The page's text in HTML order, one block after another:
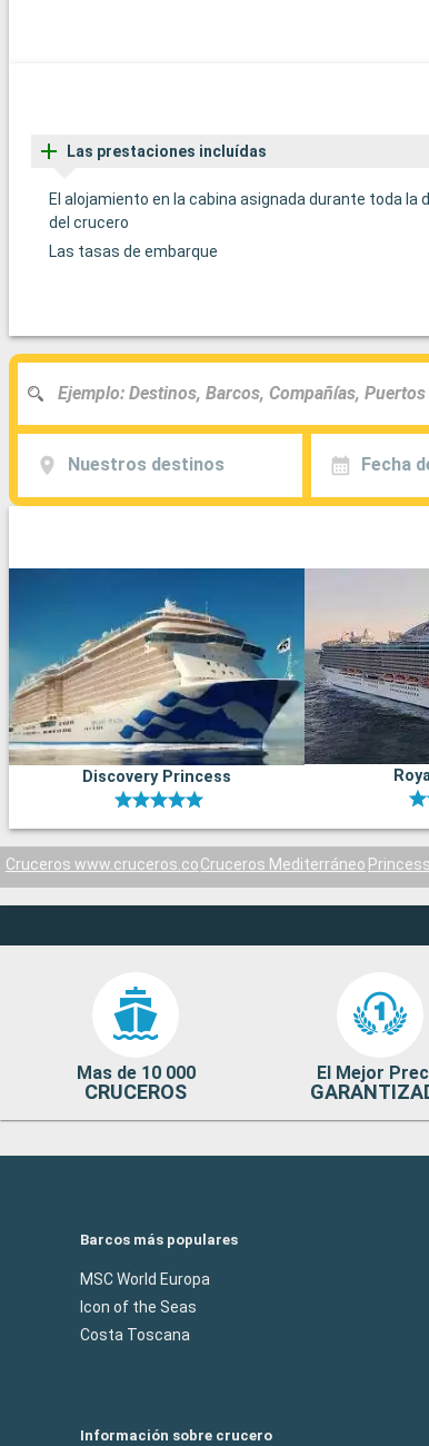
Las prestaciones incluídas
El alojamiento en la cabina asignada durante toda la
del crucero
Las tasas de embarque
Nuestros destinos Fecha
Discovery Princess
Cruceros www.cruceros.coCruceros Mediterráneo
Mas de 10 000
CRUCEROS
El Mejor
Barcos más populares
MSC World Europa
Icon of the Seas
Costa Toscana
Información sobre crucero